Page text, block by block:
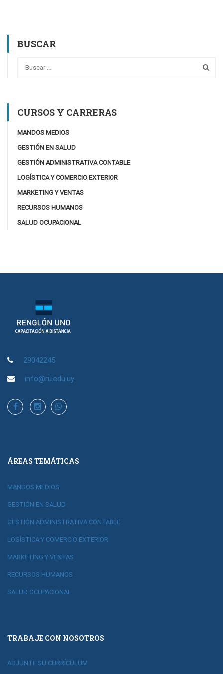
BUSCAR
CURSOS Y CARRERAS
MANDOS MEDIOS
GESTIÓN EN SALUD
GESTIÓN ADMINISTRATIVA CONTABLE
LOGÍSTICA Y COMERCIO EXTERIOR
MARKETING Y VENTAS
RECURSOS HUMANOS
SALUD OCUPACIONAL
29042245
info@ru.edu.uy
ÁREAS TEMÁTICAS
MANDOS MEDIOS
GESTIÓN EN SALUD
GESTIÓN ADMINISTRATIVA CONTABLE
LOGÍSTICA Y COMERCIO EXTERIOR
MARKETING Y VENTAS
RECURSOS HUMANOS
SALUD OCUPACIONAL
TRABAJE CON NOSOTROS
ADJUNTE SU CURRÍCULUM